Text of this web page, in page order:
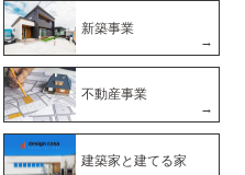
新築事業
不動産事業
建築家と建てる家